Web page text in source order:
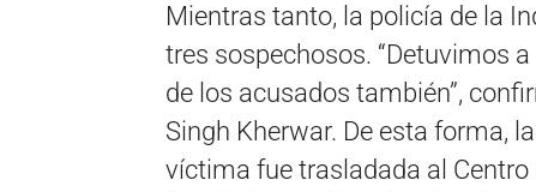
Mientras tanto, la policía de la
tres sospechosos. “Detuvimos
de los acusados también”,
Singh Kherwar. De esta forma,
víctima fue trasladada al